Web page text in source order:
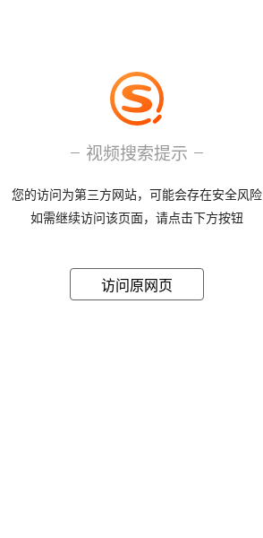
视频搜索提示
您的访问为第三方网站，可能会存在安全风险
如需继续访问该页面，请点击下方按钮
访问原网页